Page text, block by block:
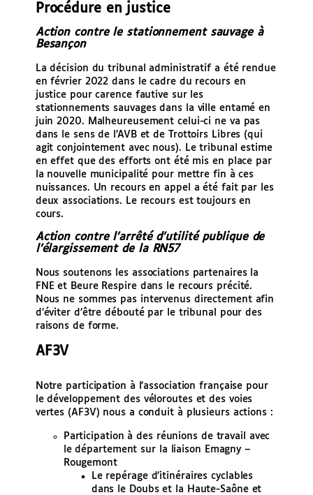
Procédure en justice
Action contre le stationnement sauvage à
Besançon
La décision du tribunal administratif a été rendue
en février 2022 dans le cadre du recours en
justice pour carence fautive sur les
stationnements sauvages dans la ville entamé en
juin 2020. Malheureusement celui-ci ne va pas
dans le sens de l’AVB et de Trottoirs Libres (qui
agit conjointement avec nous). Le tribunal estime
en effet que des efforts ont été mis en place par
la nouvelle municipalité pour mettre fin à ces
nuissances. Un recours en appel a été fait par les
deux associations. Le recours est toujours en
cours.
Action contre l’arrêté d’utilité publique de
l’élargissement de la RN57
Nous soutenons les associations partenaires la
FNE et Beure Respire dans le recours précité.
Nous ne sommes pas intervenus directement afin
d’éviter d’être débouté par le tribunal pour des
raisons de forme.
AF3V
Notre participation à l’association française pour
le développement des véloroutes et des voies
vertes (AF3V) nous a conduit à plusieurs actions :
Participation à des réunions de travail avec
le département sur la liaison Emagny –
Rougemont
Le repérage d’itinéraires cyclables
dans le Doubs et la Haute-Saône et